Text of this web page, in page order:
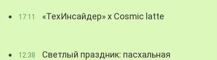
17:11 «ТехИнсайдер» х Cosmic latte
12:38
Светлый праздник: пасхальная